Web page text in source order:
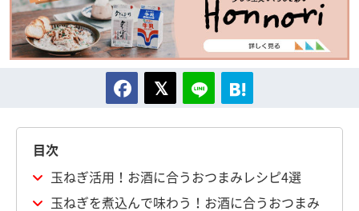
目次
玉ねぎ活用！お酒に合うおつまみレシピ4選
玉ねぎを煮込んで味わう！お酒に合うおつまみ